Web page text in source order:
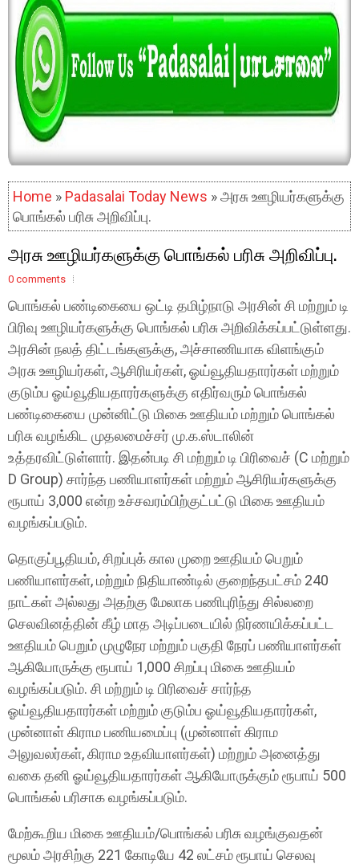
Home » Padasalai Today News » அரசு ஊழியர்களுக்கு
பொங்கல் பரிசு அறிவிப்பு.
அரசு ஊழியர்களுக்கு பொங்கல் பரிசு அறிவிப்பு.
0 comments
பொங்கல் பண்டிகையை ஒட்டி தமிழ்நாடு அரசின் சி மற்றும் டி
பிரிவு ஊழியர்களுக்கு பொங்கல் பரிசு அறிவிக்கப்பட்டுள்ளது.
அரசின் நலத் திட்டங்களுக்கு, அச்சாணியாக விளங்கும்
அரசு ஊழியர்கள், ஆசிரியர்கள், ஓய்வூதியதாரர்கள் மற்றும்
குடும்ப ஓய்வூதியதாரர்களுக்கு எதிர்வரும் பொங்கல்
பண்டிகையை முன்னிட்டு மிகை ஊதியம் மற்றும் பொங்கல்
பரிசு வழங்கிட முதலமைச்சர் மு.க.ஸ்டாலின்
உத்தரவிட்டுள்ளார். இதன்படி சி மற்றும் டி பிரிவைச் (C மற்றும்
D Group) சார்ந்த பணியாளர்கள் மற்றும் ஆசிரியர்களுக்கு
ரூபாய் 3,000 என்ற உச்சவரம்பிற்குட்பட்டு மிகை ஊதியம்
வழங்கப்படும்.
தொகுப்பூதியம், சிறப்புக் கால முறை ஊதியம் பெறும்
பணியாளர்கள், மற்றும் நிதியாண்டில் குறைந்தபட்சம் 240
நாட்கள் அல்லது அதற்கு மேலாக பணிபுரிந்து சில்லறை
செலவினத்தின் கீழ் மாத அடிப்படையில் நிர்ணயிக்கப்பட்ட
ஊதியம் பெறும் முழுநேர மற்றும் பகுதி நேரப் பணியாளர்கள்
ஆகியோருக்கு ரூபாய் 1,000 சிறப்பு மிகை ஊதியம்
வழங்கப்படும். சி மற்றும் டி பிரிவைச் சார்ந்த
ஓய்வூதியதாரர்கள் மற்றும் குடும்ப ஓய்வூதியதாரர்கள்,
முன்னாள் கிராம பணியமைப்பு (முன்னாள் கிராம
அலுவலர்கள், கிராம உதவியாளர்கள்) மற்றும் அனைத்து
வகை தனி ஓய்வூதியதாரர்கள் ஆகியோருக்கும் ரூபாய் 500
பொங்கல் பரிசாக வழங்கப்படும்.
மேற்கூறிய மிகை ஊதியம்/பொங்கல் பரிசு வழங்குவதன்
மூலம் அரசிற்கு 221 கோடியே 42 லட்சம் ரூபாய் செலவு